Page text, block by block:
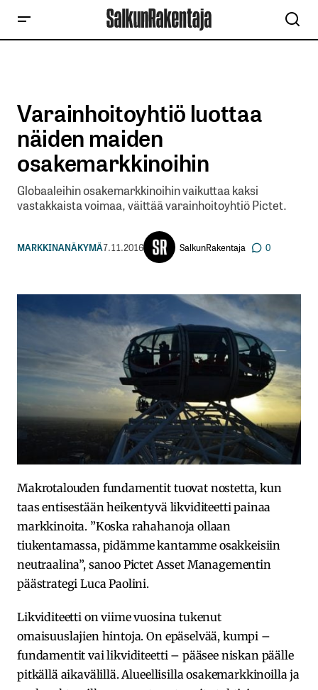
Varainhoitoyhtiö luottaa
näiden maiden
osakemarkkinoihin
Globaaleihin osakemarkkinoihin vaikuttaa kaksi
vastakkaista voimaa, väittää varainhoitoyhtiö Pictet.
MARKKINANÄKYMÄ7.11.2016 SalkunRakentaja 0
Makrotalouden fundamentit tuovat nostetta, kun
taas entisestään heikentyvä likviditeetti painaa
markkinoita. ”Koska rahahanoja ollaan
tiukentamassa, pidämme kantamme osakkeisiin
neutraalina”, sanoo Pictet Asset Managementin
päästrategi Luca Paolini.
Likviditeetti on viime vuosina tukenut
omaisuuslajien hintoja. On epäselvää, kumpi –
fundamentit vai likviditeetti – pääsee niskan päälle
pitkällä aikavälillä. Alueellisilla osakemarkkinoilla ja